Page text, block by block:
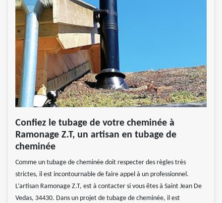
Confiez le tubage de votre cheminée à
Ramonage Z.T, un artisan en tubage de
cheminée
Comme un tubage de cheminée doit respecter des règles très
strictes, il est incontournable de faire appel à un professionnel.
L’artisan Ramonage Z.T, est à contacter si vous êtes à Saint Jean De
Vedas, 34430. Dans un projet de tubage de cheminée, il est